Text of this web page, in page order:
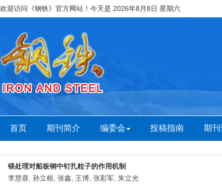
欢迎访问《钢铁》官方网站！今天是 2026年8月8日 星期六
首页 期刊简介 编委会 投稿指南 期
镁处理对船板钢中钉扎粒子的作用机制
李慧蓉, 孙立根, 张鑫, 王博, 张彩军, 朱立光